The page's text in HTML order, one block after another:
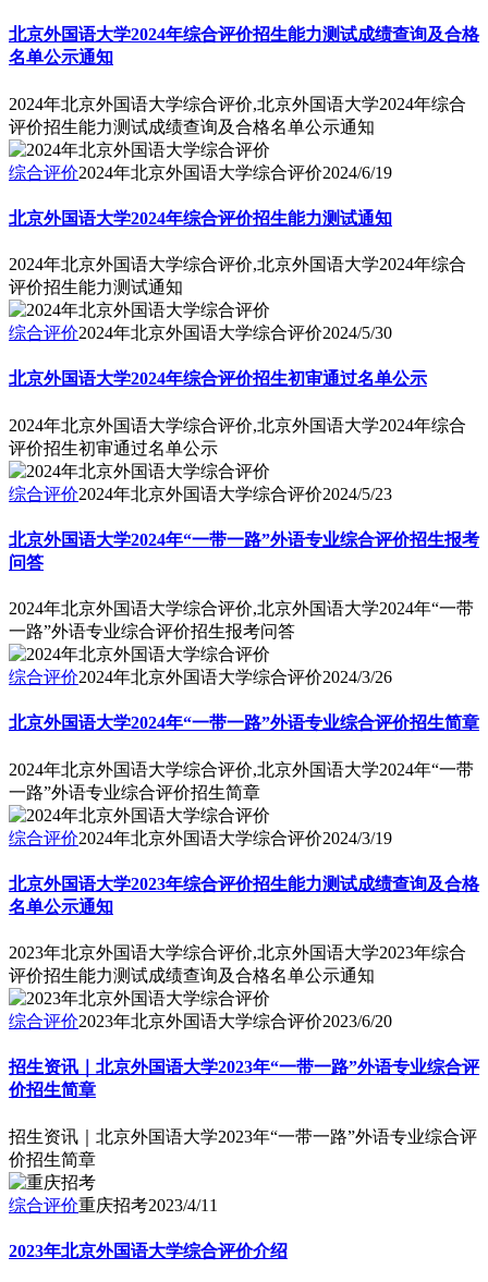
北京外国语大学2024年综合评价招生能力测试成绩查询及合格
名单公示通知
2024年北京外国语大学综合评价,北京外国语大学2024年综合
评价招生能力测试成绩查询及合格名单公示通知
综合评价2024年北京外国语大学综合评价2024/6/19
北京外国语大学2024年综合评价招生能力测试通知
2024年北京外国语大学综合评价,北京外国语大学2024年综合
评价招生能力测试通知
综合评价2024年北京外国语大学综合评价2024/5/30
北京外国语大学2024年综合评价招生初审通过名单公示
2024年北京外国语大学综合评价,北京外国语大学2024年综合
评价招生初审通过名单公示
综合评价2024年北京外国语大学综合评价2024/5/23
北京外国语大学2024年“一带一路”外语专业综合评价招生报考
问答
2024年北京外国语大学综合评价,北京外国语大学2024年“一带
一路”外语专业综合评价招生报考问答
综合评价2024年北京外国语大学综合评价2024/3/26
北京外国语大学2024年“一带一路”外语专业综合评价招生简章
2024年北京外国语大学综合评价,北京外国语大学2024年“一带
一路”外语专业综合评价招生简章
综合评价2024年北京外国语大学综合评价2024/3/19
北京外国语大学2023年综合评价招生能力测试成绩查询及合格
名单公示通知
2023年北京外国语大学综合评价,北京外国语大学2023年综合
评价招生能力测试成绩查询及合格名单公示通知
综合评价2023年北京外国语大学综合评价2023/6/20
招生资讯｜北京外国语大学2023年“一带一路”外语专业综合评
价招生简章
招生资讯｜北京外国语大学2023年“一带一路”外语专业综合评
价招生简章
综合评价重庆招考2023/4/11
2023年北京外国语大学综合评价介绍